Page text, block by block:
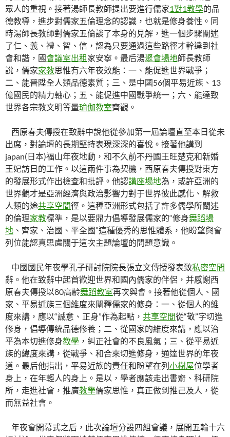
眾人的重視。接著湯師長教師提出要進行儒家1對1教學的品
德教導，進步對儒家五倫理念的認識，也就是修身養性。同
時湯師長教師對儒家五倫談了本身的見解，進一個步驟闡述
了仁、義、禮、智、信，認為只要通過這些路徑才幹達到社
會和諧，國會議室出租家安寧。最后湯聚會場地師長教師
說，儒家家教思惟有六年夜效能：一、能促進世界戰爭；
二、能晉陞全人類品德素質；三、是中國56個平易近族、13
億國民的精力軸心；五、能促進中國戰爭統一；六、能達致
世界各宗教文明等量瑜伽教室齊觀。
西原春夫傳授在致辭中說他從參加第一屆論壇直至本日從未
出席，對論壇的長期堅持表現深深的喜悅。接著他講到
japan(日本)福山年夜地動，和不久前不丹國王旺楚克和新婚
王妃訪日的工作。以這兩件事為契機，西原春夫傳授對東方
的發展形式作出檢查和批評。他認講座場地為，或許亞洲的
世界觀才是亞洲經濟與政治影響力對于世界彼此感化、解救
人類的途共享空間徑。這種亞洲形式包括了許多儒學所闡述
的倫理家教標準，是以要鼎力倡導發展儒家的“修身舞蹈場
地 、齊家、治國、平全國”這種優秀的思惟體系，他盼望與會
列位能認真思慮關于這次主題論壇的問題意識。
中國國民年夜學孔子研討院院長張立文傳授發表致私密空間
辭。他在致辭中起首歡迎世界和國內儒家的伴侶，并感謝西
原春夫傳授以80高齡舞蹈教室再次與會。接著他從個人、國
家、平易近族三個維度來闡釋儒家的修身：一、從個人的維
度來講，應以“誠意、正身”作為起點， 共享空間從“敬”字切進
修身，倡導傳統品德修養；二、從國家的維度來講，應以治
平為本切進修身教學 ，糾正社會的不良風氣；三、從平易近
族的緯度來講，從戰爭、和合來切進修身，通達世界的年夜
道。最后他指出，平易近族的責任和盼望在列小樹屋位學者
身上，在年輕人的身上。是以，學者應該走出書齋、科研院
所，走進社會，推廣教學儒家思惟，真正做到推己及人，從
而無益社會。
年夜會開幕式之后，此次論壇分設四組會議，展開五輪十六